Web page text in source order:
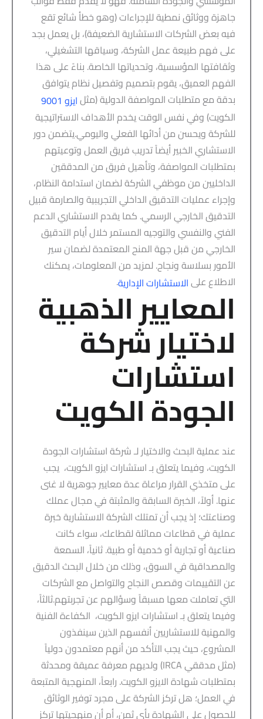
جاهزة ووثائق نمطية للإجراءات (وهو خطأ شائع تقع
فيه بعض الشركات الاستشارية الضعيفة)، بل يعمل بجد
على فهم طبيعة عمل الشركة، وسياقها التشغيلي،
وثقافتها المؤسسية، وتحدياتها الخاصة. بناءً على هذا
الفهم العميق، يقوم بتصميم وتفصيل نظام يتوافق
بدقة مع متطلبات المواصفة الدولية (مثلايزو 9001
الكويت) وفي نفس الوقت يخدم الأهداف الاستراتيجية
للشركة ويحسن من أدائها الفعلي واليومي.يتضمن دور
الاستشاري الخبير أيضاً تدريب فريق العمل وتوعيتهم
بمتطلبات المواصفة، وتأهيل فريق من المدققين
الداخليين من موظفي الشركة لضمان استدامة النظام،
وإجراء عمليات التدقيق الداخلي التجريبية والصارمة قبيل
التدقيق الخارجي الرسمي. كما يقدم الاستشاري الدعم
الفني والنفسي والتوجيه المستمر خلال أيام التدقيق
الخارجي من قبل جهة المنح المعتمدة لضمان سير
الأمور بسلاسة ونجاح. لمزيد من المعلومات، يمكنك
الاطلاع علىالاستشارات الإدارية.
المعايير الذهبية
لاختيار شركة
استشارات
الجودة الكويت
عند عملية البحث والاختيار لـ شركة استشارات الجودة
الكويت، وفيما يتعلق بـ استشارات ايزو الكويت، يجب
على متخذي القرار مراعاة عدة معايير جوهرية لا غنى
عنها. أولاً، الخبرة السابقة والمثبتة في مجال عملك
وصناعتك؛ إذ يجب أن تمتلك الشركة الاستشارية خبرة
عملية في قطاعات مماثلة لقطاعك، سواء كانت
صناعية أو تجارية أو خدمية أو طبية. ثانياً، السمعة
والمصداقية في السوق، وذلك من خلال البحث الدقيق
عن التقييمات وقصص النجاح والتواصل مع الشركات
التي تعاملت معها مسبقاً وسؤالهم عن تجربتهم.ثالثاً،
وفيما يتعلق بـ استشارات ايزو الكويت، الكفاءة الفنية
والمهنية للاستشاريين أنفسهم الذين سينفذون
المشروع، حيث يجب التأكد من أنهم معتمدون دولياً
(مثل مدققي IRCA) ولديهم معرفة عميقة ومحدثة
بمتطلبات شهادة الايزو الكويت. رابعاً، المنهجية المتبعة
في العمل؛ هل تركز الشركة على مجرد توفير الوثائق
للحصول على الشهادة بأي ثمن، أم أن منهجيتها تركز